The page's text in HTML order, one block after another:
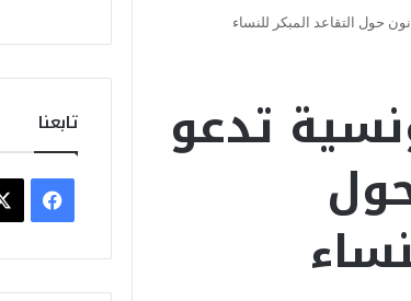
حول التقاعد المبكر للنساء
تدعو تابعنا
س